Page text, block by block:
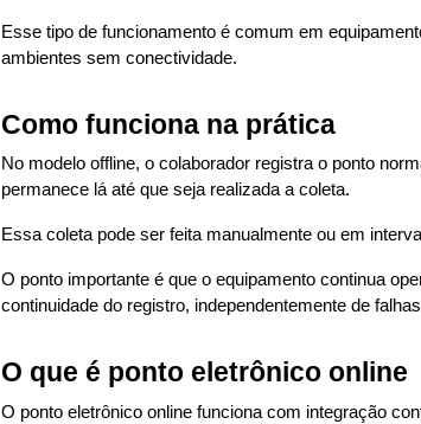
Esse tipo de funcionamento é comum em
ambientes sem conectividade.
Como funciona na prática
No modelo offline, o colaborador registra o ponto
permanece lá até que seja realizada a coleta.
Essa coleta pode ser feita manualmente ou em
O ponto importante é que o equipamento continua
continuidade do registro, independentemente de
O que é ponto eletrônico online
O ponto eletrônico online funciona com integração